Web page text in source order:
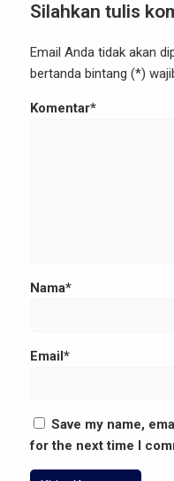
Silahkan tulis
Email Anda tidak akan
bertanda bintang (*)
Komentar*
Nama*
Email*
Save my name,
for the next time I